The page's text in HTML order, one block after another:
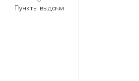
Пункты выдачи